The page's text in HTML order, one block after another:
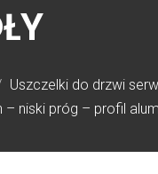
Uszczelki do drzwi
niski próg – profil